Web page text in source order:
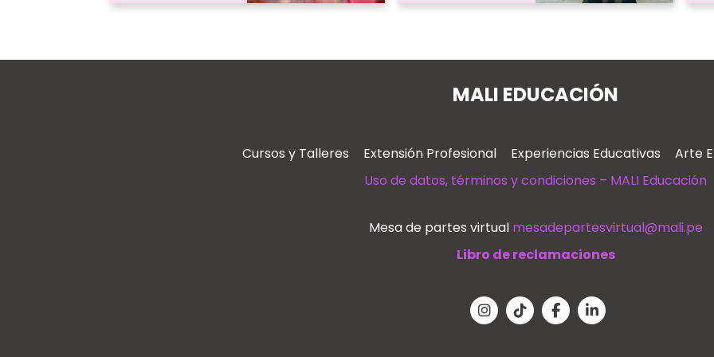
MALI EDUCACIÓN
Cursos y Talleres Extensión Profesional Experiencias Educativas Arte
Uso de datos, términos y condiciones – MALI Educación
Mesa de partes virtual mesadepartesvirtual@mali.pe
Libro de reclamaciones